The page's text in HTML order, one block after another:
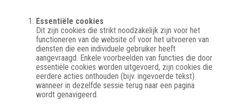
Essentiële cookies
Dit zijn cookies die strikt noodzakelijk zijn voor het
functioneren van de website of voor het uitvoeren van
diensten die een individuele gebruiker heeft
aangevraagd. Enkele voorbeelden van functies die door
essentiële cookies worden uitgevoerd, zijn cookies die
eerdere acties onthouden (bijv. ingevoerde tekst)
wanneer in dezelfde sessie terug naar een pagina
wordt genavigeerd.